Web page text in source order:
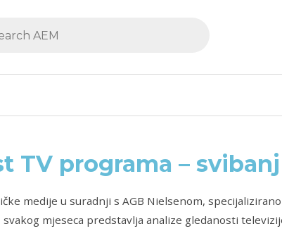
TV programa – svibanj
medije u suradnji s AGB Nielsenom,
mjeseca predstavlja analize gledanosti